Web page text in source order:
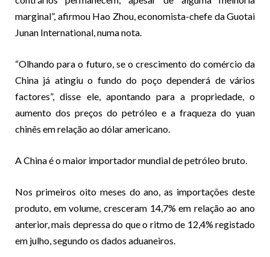
marginal”, afirmou Hao Zhou, economista-chefe da Guotai
Junan International, numa nota.
“Olhando para o futuro, se o crescimento do comércio da
China já atingiu o fundo do poço dependerá de vários
factores”, disse ele, apontando para a propriedade, o
aumento dos preços do petróleo e a fraqueza do yuan
chinês em relação ao dólar americano.
A China é o maior importador mundial de petróleo bruto.
Nos primeiros oito meses do ano, as importações deste
produto, em volume, cresceram 14,7% em relação ao ano
anterior, mais depressa do que o ritmo de 12,4% registado
em julho, segundo os dados aduaneiros.